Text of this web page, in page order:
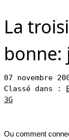
La
bonne:
07 novembre
Classé dans :
3G
Ou comment